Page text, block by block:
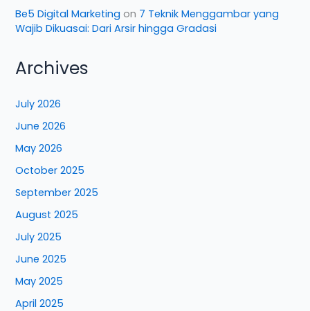
Be5 Digital Marketing on 7 Teknik Menggambar yang
Wajib Dikuasai: Dari Arsir hingga Gradasi
Archives
July 2026
June 2026
May 2026
October 2025
September 2025
August 2025
July 2025
June 2025
May 2025
April 2025